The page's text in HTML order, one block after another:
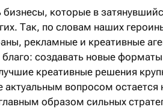
бизнесы, которые в
Так, по словам наших
рекламные и креативные
благо: создавать новые
лучшие креативные решения
актуальным вопросом остается
образом сильных